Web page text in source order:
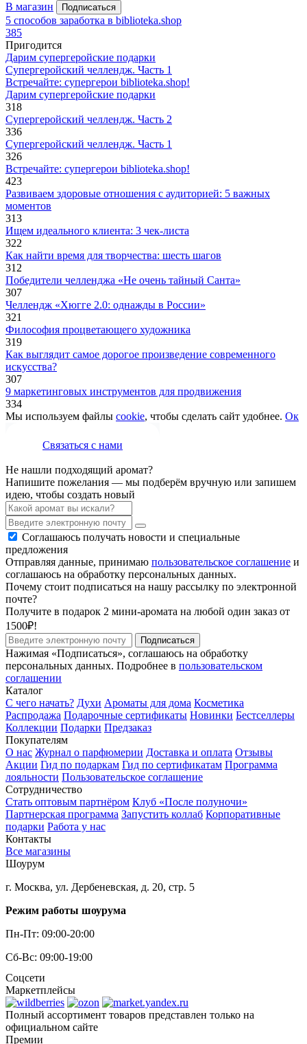
В магазин
Подписаться
5 способов заработка в biblioteka.shop
385
Пригодится
Дарим супергеройские подарки
Супергеройский челлендж. Часть 1
Встречайте: супергерои biblioteka.shop!
Дарим супергеройские подарки
318
Супергеройский челлендж. Часть 2
336
Супергеройский челлендж. Часть 1
326
Встречайте: супергерои biblioteka.shop!
423
Развиваем здоровые отношения с аудиторией: 5 важных
моментов
313
Ищем идеального клиента: 3 чек-листа
322
Как найти время для творчества: шесть шагов
312
Победители челленджа «Не очень тайный Санта»
307
Челлендж «Хюгге 2.0: однажды в России»
321
Философия процветающего художника
319
Как выглядит самое дорогое произведение современного
искусства?
307
9 маркетинговых инструментов для продвижения
334
Мы используем файлы cookie, чтобы сделать сайт удобнее. Ок
Связаться с нами
Не нашли подходящий аромат?
Напишите пожелания — мы подберём вручную или запишем
идею, чтобы создать новый
Соглашаюсь получать новости и специальные
предложения
Отправляя данные, принимаю пользовательское соглашение и
соглашаюсь на обработку персональных данных.
Почему стоит подписаться на нашу рассылку по электронной
почте?
Получите в подарок 2 мини-аромата на любой один заказ от
1500₽!
Подписаться
Нажимая «Подписаться», соглашаюсь на обработку
персональных данных. Подробнее в пользовательском
соглашении
Каталог
С чего начать? Духи Ароматы для дома Косметика
Распродажа Подарочные сертификаты Новинки Бестселлеры
Коллекции Подарки Предзаказ
Покупателям
О нас Журнал о парфюмерии Доставка и оплата Отзывы
Акции Гид по подаркам Гид по сертификатам Программа
лояльности Пользовательское соглашение
Сотрудничество
Стать оптовым партнёром Клуб «После полуночи»
Партнерская программа Запустить коллаб Корпоративные
подарки Работа у нас
Контакты
Все магазины
Шоурум
г. Москва, ул. Дербеневская, д. 20, стр. 5
Режим работы шоурума
Пн-Пт: 09:00-20:00
Сб-Вс: 09:00-19:00
Соцсети
Маркетплейсы
Полный ассортимент товаров представлен только на
официальном сайте
Премии